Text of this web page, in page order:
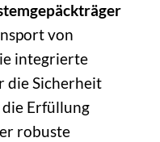
von
integrierte
die Sicherheit
Erfüllung
robuste